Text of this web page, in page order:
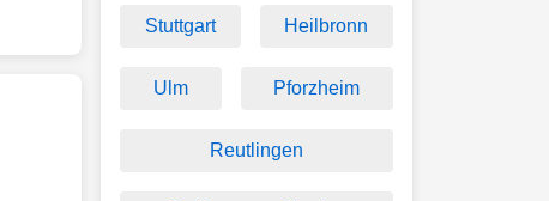
Stuttgart Heilbronn
Ulm Pforzheim
Reutlingen